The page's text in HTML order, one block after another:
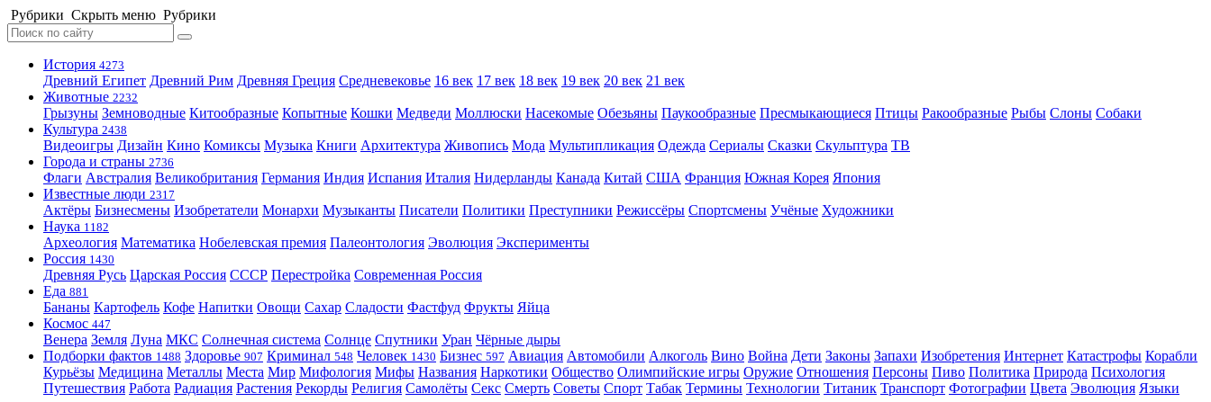
Рубрики Скрыть меню Рубрики
История 4273
Древний Египет Древний Рим Древняя Греция Средневековье 16 век 17 век 18 век 19 век 20 век 21 век
Животные 2232
Грызуны Земноводные Китообразные Копытные Кошки Медведи Моллюски Насекомые Обезьяны Паукообразные Пресмыкающиеся Птицы Ракообразные Рыбы Слоны Собаки
Культура 2438
Видеоигры Дизайн Кино Комиксы Музыка Книги Архитектура Живопись Мода Мультипликация Одежда Сериалы Сказки Скульптура ТВ
Города и страны 2736
Флаги Австралия Великобритания Германия Индия Испания Италия Нидерланды Канада Китай США Франция Южная Корея Япония
Известные люди 2317
Актёры Бизнесмены Изобретатели Монархи Музыканты Писатели Политики Преступники Режиссёры Спортсмены Учёные Художники
Наука 1182
Археология Математика Нобелевская премия Палеонтология Эволюция Эксперименты
Россия 1430
Древняя Русь Царская Россия СССР Перестройка Современная Россия
Еда 881
Бананы Картофель Кофе Напитки Овощи Сахар Сладости Фастфуд Фрукты Яйца
Космос 447
Венера Земля Луна МКС Солнечная система Солнце Спутники Уран Чёрные дыры
Подборки фактов 1488 Здоровье 907 Криминал 548 Человек 1430 Бизнес 597 Авиация Автомобили Алкоголь Вино Война Дети Законы Запахи Изобретения Интернет Катастрофы Корабли
Курьёзы Медицина Металлы Места Мир Мифология Мифы Названия Наркотики Общество Олимпийские игры Оружие Отношения Персоны Пиво Политика Природа Психология
Путешествия Работа Радиация Растения Рекорды Религия Самолёты Секс Смерть Советы Спорт Табак Термины Технологии Титаник Транспорт Фотографии Цвета Эволюция Языки